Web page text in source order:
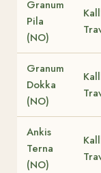
Granum
Pila
(NO)
Granum
Dokka
(NO)
Ankis
Terna
(NO)